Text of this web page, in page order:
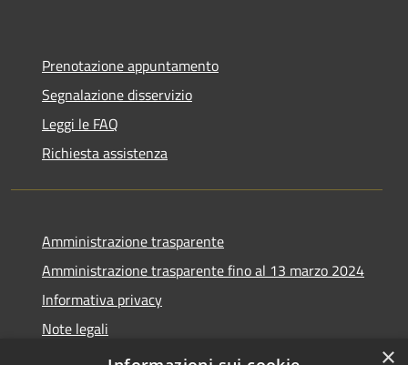
Prenotazione appuntamento
Segnalazione disservizio
Leggi le FAQ
Richiesta assistenza
Amministrazione trasparente
Amministrazione trasparente fino al 13 marzo 2024
Informativa privacy
Note legali
Dichiarazione di accessibilità
×